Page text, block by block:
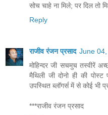
सोच चाहे ना मिले; पर दिल तो
Reply
राजीव रंजन प्रसाद June
मोहिन्दर जी सचमुच तस्वीरें
मैथिली जी दोनो ही की
उपस्थित ब्लॉगर्स में से कोई भी
***राजीव रंजन प्रसाद